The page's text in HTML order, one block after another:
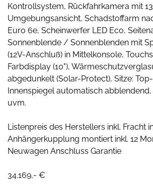
Kontrollsystem, Rückfahrkamera mit
Umgebungsansicht, Schadstoffarm
Euro 6e, Scheinwerfer LED Eco,
Sonnenblende / Sonnenblenden mit
(12V-Anschluß) in Mittelkonsole,
Farbdisplay (10"),
abgedunkelt (Solar-Protect), Sitze:
Innenspiegel automatisch abblendend,
uvm.
Listenpreis des Herstellers inkl. Fracht
Anhängerkupplung montiert inkl. 12
Neuwagen Anschluss Garantie
34.169,- €